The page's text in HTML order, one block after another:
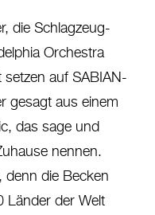
die Schlagzeug-
Orchestra
setzen auf SABIAN-
gesagt aus einem
das sage und
nennen.
denn die Becken
Länder der Welt